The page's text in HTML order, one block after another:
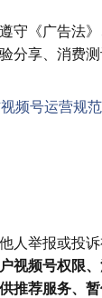
守《广告法
分享、消费
视频号运营规范
人举报或投
视频号权限
推荐服务、